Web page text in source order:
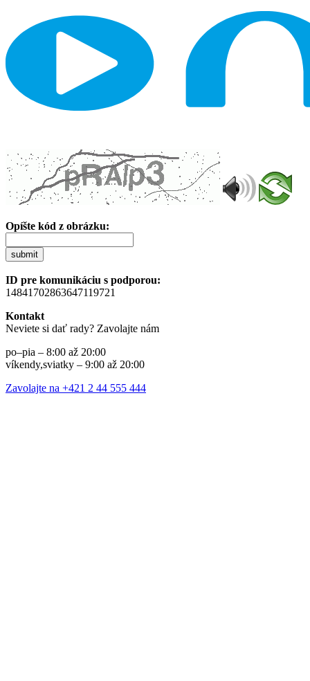
Opíšte kód z obrázku:
submit
ID pre komunikáciu s podporou:
14841702863647119721
Kontakt
Neviete si dať rady? Zavolajte nám
po–pia – 8:00 až 20:00
víkendy,sviatky – 9:00 až 20:00
Zavolajte na +421 2 44 555 444